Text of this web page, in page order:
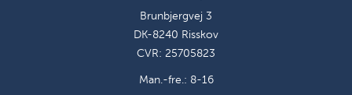
Brunbjergvej 3
DK-8240 Risskov
CVR: 25705823
Man.-fre.: 8-16